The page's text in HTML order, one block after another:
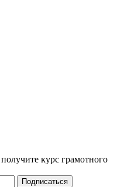
курс грамотного